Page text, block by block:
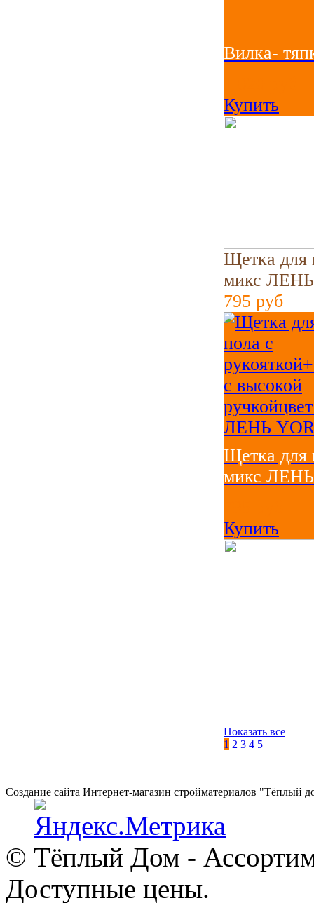
Вилка-
Купить
Щетка для
микс
795 руб
Щетка для
микс
Купить
Показать все
1 2 3 4 5
Создание сайта Интернет-магазин стройматериалов "Тёплый
© Тёплый Дом -
Доступные цены.